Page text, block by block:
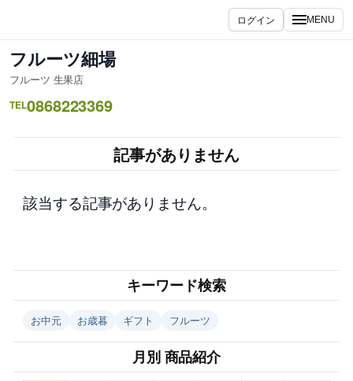
を
ス
キ
ッ
ログイン MENU
フルーツ細場
フルーツ 生果店
TEL0868223369
記事がありません
該当する記事がありません。
キーワード検索
お中元 お歳暮 ギフト フルーツ
月別 商品紹介